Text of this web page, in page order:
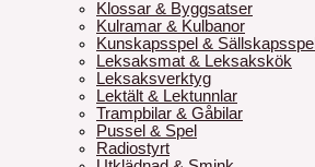
Klossar & Byggsatser
Kulramar & Kulbanor
Kunskapsspel & Sällskapsspel
Leksaksmat & Leksakskök
Leksaksverktyg
Lektält & Lektunnlar
Trampbilar & Gåbilar
Pussel & Spel
Radiostyrt